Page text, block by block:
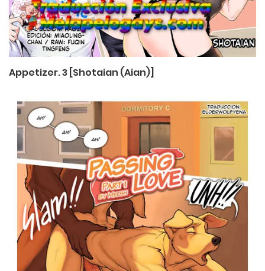
Appetizer. 3 [Shotaian (Aian)]